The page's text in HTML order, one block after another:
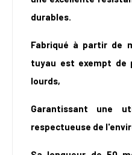
durables.
Fabriqué à partir de
tuyau est exempt de
lourds,
Garantissant une
respectueuse de